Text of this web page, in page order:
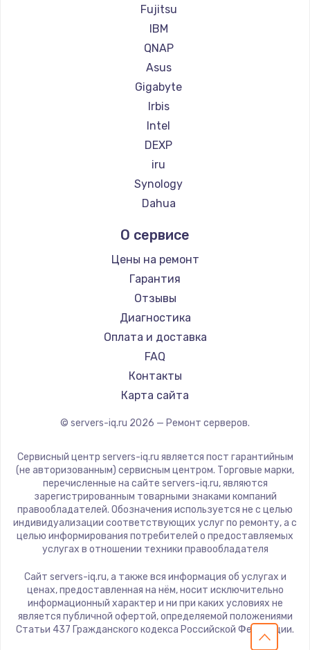
Заказать
Замена материнской платы
1760 руб.
Заказать
Fujitsu
IBM
QNAP
Asus
Gigabyte
Irbis
Intel
DEXP
iru
Synology
Dahua
О сервисе
Цены на ремонт
Гарантия
Отзывы
Диагностика
Оплата и доставка
FAQ
Контакты
Карта сайта
© servers-iq.ru 2026 — Ремонт серверов.
Сервисный центр servers-iq.ru является пост гарантийным
(не авторизованным) сервисным центром. Торговые марки,
перечисленные на сайте servers-iq.ru, являются
зарегистрированным товарными знаками компаний
правообладателей. Обозначения используется не с целью
индивидуализации соответствующих услуг по ремонту, а с
целью информирования потребителей о предоставляемых
услугах в отношении техники правообладателя
Сайт servers-iq.ru, а также вся информация об услугах и
ценах, предоставленная на нём, носит исключительно
информационный характер и ни при каких условиях не
является публичной офертой, определяемой положениями
Статьи 437 Гражданского кодекса Российской Федерации.